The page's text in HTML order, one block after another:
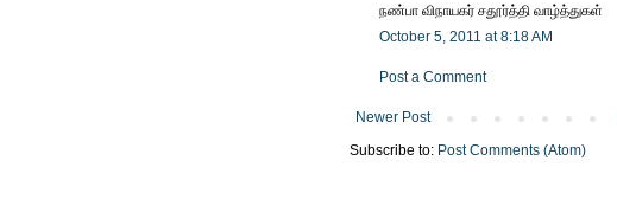
நண்பா விநாயகர் சதூர்த்தி வாழ்த்துகள்
October 5, 2011 at 8:18 AM
Post a Comment
Newer Post
Subscribe to: Post Comments (Atom)